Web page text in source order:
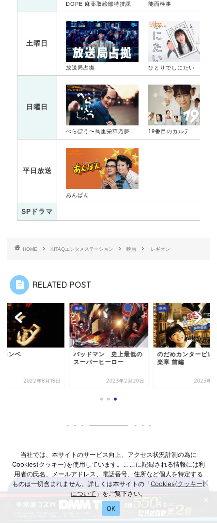
DOPE 麻薬取締部特捜課 能面検事
土曜日
放送局占拠 ひとりでしにたい
日曜日
べらぼう〜蔦重栄華乃夢噺〜 19番目のカルテ
平日放送
あんぱん
SPドラマ
HOME KITAQエンタメステーション 映画 レギオン
RELATED POST
コンベ
2022年8月18日
映画
バッドマン 史上最低の
スーパーヒーロー
2023年2月20日
映画
のだめカンタービレ
楽章 前編
2023年3
お問い合わせ
当社では、本サイトのサービス向上、アクセス状況計測の為に
Cookies(クッキー)を使用しています。ここに記録される情報には利
用者の氏名、メールアドレス、電話番号、住所など個人を特定する
ものは一切含まれません。詳しくは本サイトの「Cookies(クッキー)
について 」をご覧下さい。
OK